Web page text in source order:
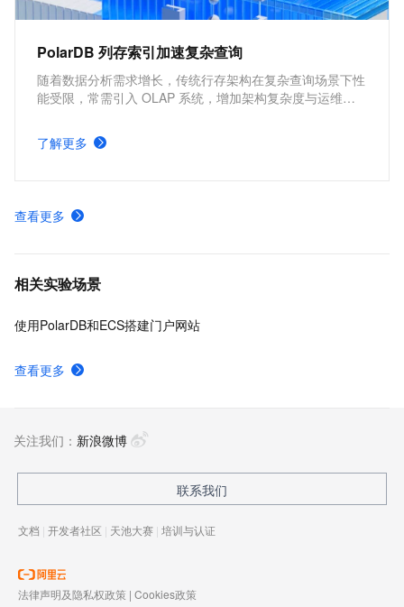
PolarDB 列存索引加速复杂查询
随着数据分析需求增长，传统行存架构在复杂查询场景下性
能受限，常需引入 OLAP 系统，增加架构复杂度与运维成
询，实现 HTAP 一体化处理，减少系统依赖，同时保持事务
一致性，满足实时分析与交易混合场景需求。
了解更多
查看更多
相关实验场景
使用PolarDB和ECS搭建门户网站
查看更多
关注我们： 新浪微博
联系我们
文档 | 开发者社区 | 天池大赛 | 培训与认证
法律声明及隐私权政策 | Cookies政策